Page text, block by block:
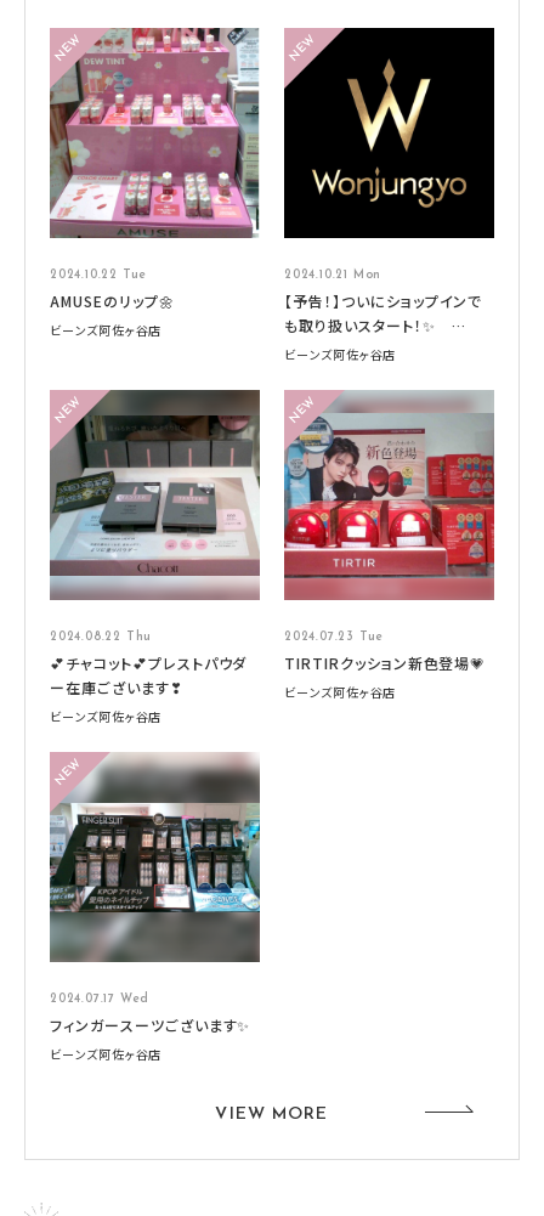
2024.10.22 Tue
AMUSEのリップ🌼
ビーンズ阿佐ヶ谷店
2024.10.21 Mon
【予告！】ついにショップインで
も取り扱いスタート！✨
Wonjungyo HAIR （ウォンジ
ビーンズ阿佐ヶ谷店
2024.08.22 Thu
💕チャコット💕プレストパウダ
ー在庫ございます❣
ビーンズ阿佐ヶ谷店
2024.07.23 Tue
TIRTIRクッション新色登場💗
ビーンズ阿佐ヶ谷店
2024.07.17 Wed
フィンガースーツございます✨
ビーンズ阿佐ヶ谷店
VIEW MORE